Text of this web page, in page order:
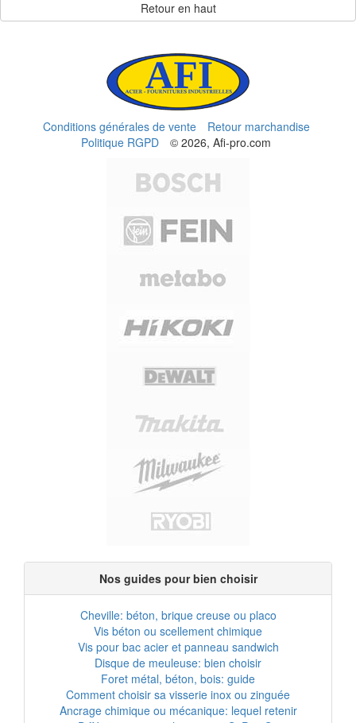
Retour en haut
Conditions générales de vente
Retour marchandise
Politique RGPD
© 2026, Afi-pro.com
Nos guides pour bien choisir
Cheville: béton, brique creuse ou placo
Vis béton ou scellement chimique
Vis pour bac acier et panneau sandwich
Disque de meuleuse: bien choisir
Foret métal, béton, bois: guide
Comment choisir sa visserie inox ou zinguée
Ancrage chimique ou mécanique: lequel retenir